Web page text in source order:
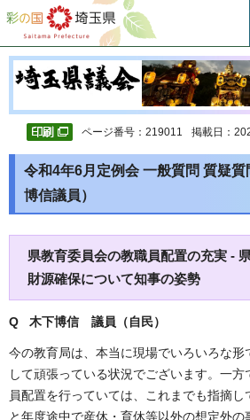
彩の国 埼玉県
ページ番号：219011 掲載日：
令和4年6月定例会 一般質問 質疑
博信議員）
県教育委員会の教職員配置の充実 -
財源確保について知事の姿勢
Q 木下博信 議員（自民）
今の教育局は、本当に現場でいろいろな形
して頑張っている状況でございます。一
員配置を行っていては、これまでも指摘
と年度途中で産休・育休等以外の想定外